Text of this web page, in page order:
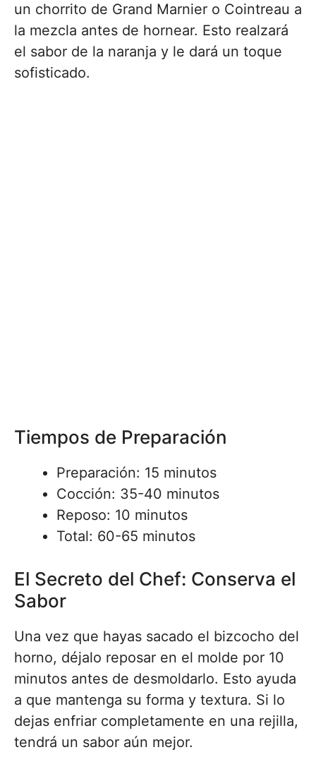
un chorrito de Grand Marnier o Cointreau a
la mezcla antes de hornear. Esto realzará
el sabor de la naranja y le dará un toque
sofisticado.
Tiempos de Preparación
Preparación: 15 minutos
Cocción: 35-40 minutos
Reposo: 10 minutos
Total: 60-65 minutos
El Secreto del Chef: Conserva el
Sabor
Una vez que hayas sacado el bizcocho del
horno, déjalo reposar en el molde por 10
minutos antes de desmoldarlo. Esto ayuda
a que mantenga su forma y textura. Si lo
dejas enfriar completamente en una rejilla,
tendrá un sabor aún mejor.